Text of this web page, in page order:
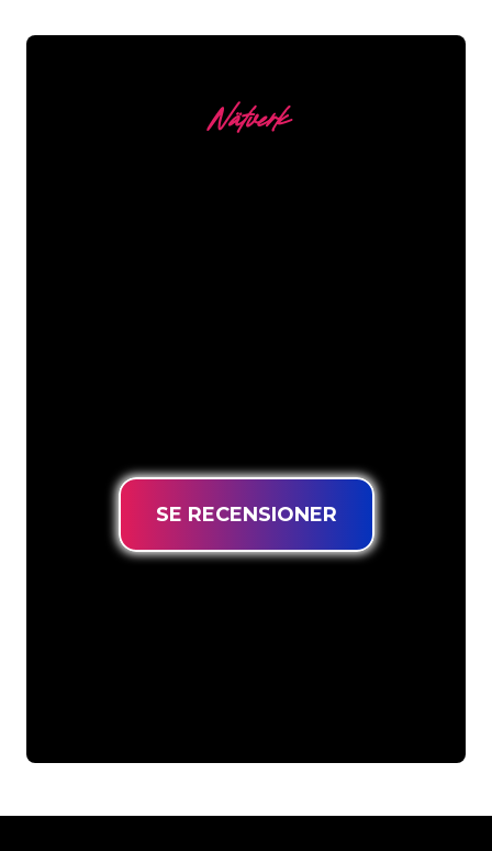
Nätverk
SE RECENSIONER